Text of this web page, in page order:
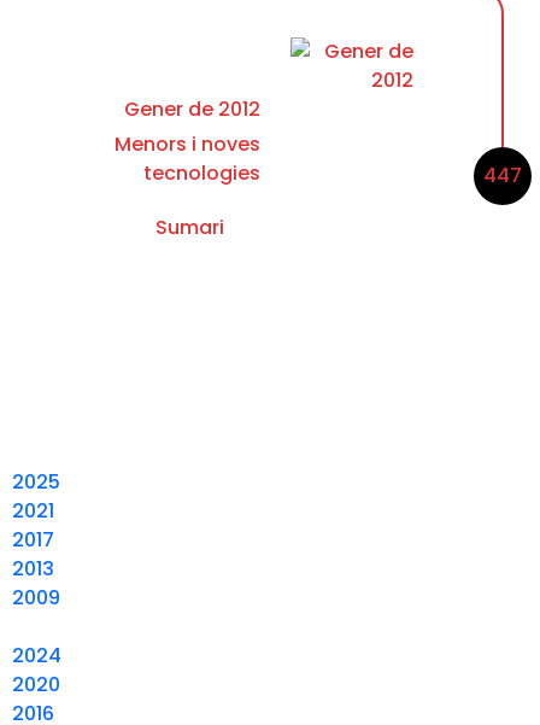
447
Gener de 2012
Menors i noves
tecnologies
Sumari
2025
2021
2017
2013
2009
2024
2020
2016